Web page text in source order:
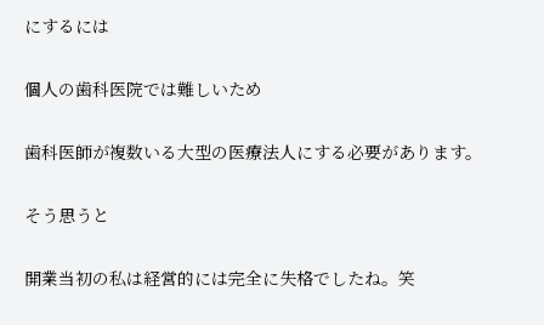
にするには
個人の歯科医院では難しいため
歯科医師が複数いる大型の医療法人にする必要があります。
そう思うと
開業当初の私は経営的には完全に失格でしたね。笑